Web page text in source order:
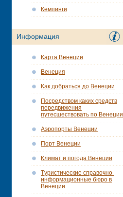
Кемпинги
Информация
Карта Венеции
Венеция
Как добраться до Венеции
Посредством каких средств
передвижения
путесшествовать по Венеции
Аэропорты Венеции
Порт Венеции
Климат и погода Венеции
Tуристические справочно-
информационные бюро в
Венеции